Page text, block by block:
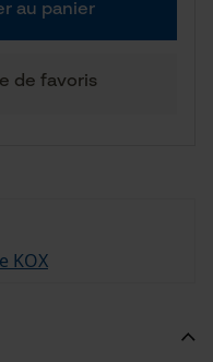
au panier
de favoris
KOX